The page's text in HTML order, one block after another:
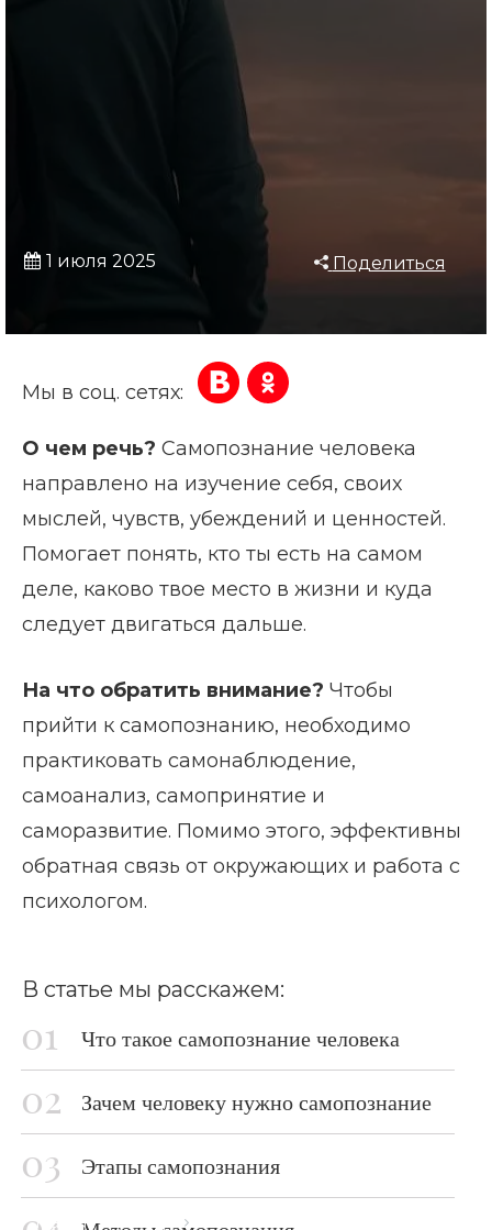
Главная страница
1 июля 2025 Поделиться
Мы в соц. сетях:
О чем речь? Самопознание человека
направлено на изучение себя, своих
мыслей, чувств, убеждений и ценностей.
Помогает понять, кто ты есть на самом
деле, каково твое место в жизни и куда
следует двигаться дальше.
На что обратить внимание? Чтобы
прийти к самопознанию, необходимо
практиковать самонаблюдение,
самоанализ, самопринятие и
саморазвитие. Помимо этого, эффективны
обратная связь от окружающих и работа с
психологом.
В статье мы расскажем:
Что такое самопознание человека
Зачем человеку нужно самопознание
Этапы самопознания